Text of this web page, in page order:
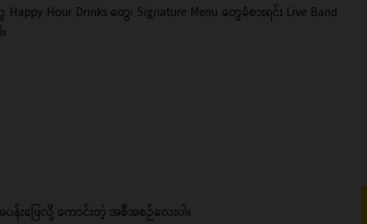
Hour Drinks တွေ၊ Signature Menu တွေခံစားရင်း Live Band
ပန်းဖြေလို့ ကောင်းတဲ့ အစီအစဉ်လေးပါ။